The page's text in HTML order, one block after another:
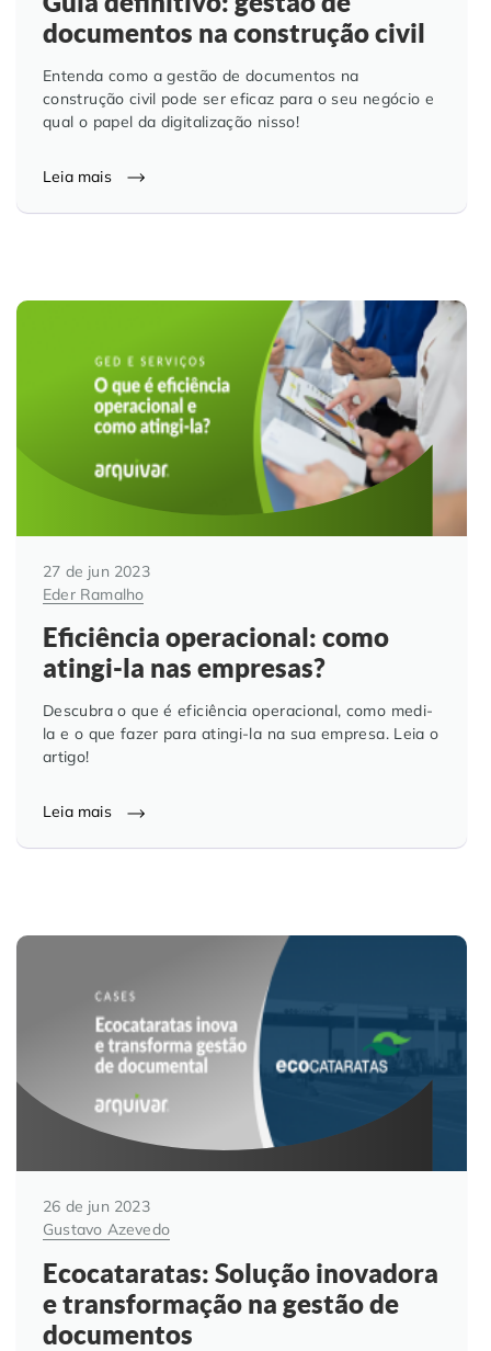
documentos na construção civil
Entenda como a gestão de documentos na
construção civil pode ser eficaz para o seu negócio e
qual o papel da digitalização nisso!
Leia mais
27 de jun 2023
Eder Ramalho
Eficiência operacional: como
atingi-la nas empresas?
Descubra o que é eficiência operacional, como medi-
la e o que fazer para atingi-la na sua empresa. Leia o
artigo!
Leia mais
26 de jun 2023
Gustavo Azevedo
Ecocataratas: Solução inovadora
e transformação na gestão de
documentos